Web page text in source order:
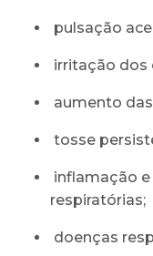
pulsação
irritação dos
aumento
tosse
inflamação
respiratórias;
doenças